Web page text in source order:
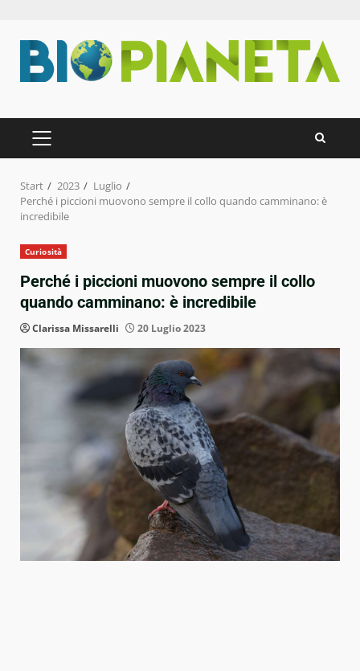
Inhalt
springen
PRIMÄRES
MENÜ
Start 2023
Luglio
Perché i piccioni muovono sempre il collo quando camminano: è
incredibile
Curiosità
Perché i piccioni muovono sempre il collo
quando camminano: è incredibile
Clarissa Missarelli 20 Luglio 2023